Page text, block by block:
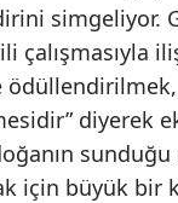
simgeliyor.
çalışmasıyla
diyerek
büyük bir